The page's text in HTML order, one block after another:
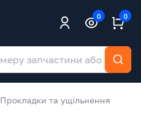
0 0
Прокладки та ущільнення